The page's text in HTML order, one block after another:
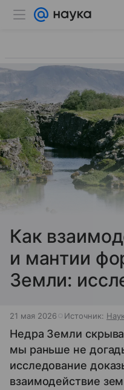
Как
и мантии
Земли:
21 мая 2026 Источник:
Недра Земли
мы раньше не
исследование
взаимодействие